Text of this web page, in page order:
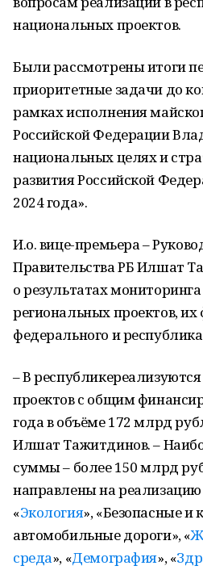
национальных проектов.
Были рассмотрены итоги
приоритетные задачи до
рамках исполнения
Российской Федерации
национальных целях и
развития Российской
2024 года».
И.о. вице-премьера –
Правительства РБ Илшат
о результатах
региональных проектов,
федерального и
– В
проектов с общим
года в объёме 172 млрд
Илшат Тажитдинов. –
суммы – более 150 млрд
направлены на
«Экология», «Безопасные и
автомобильные дороги», «
среда», «Демография», «